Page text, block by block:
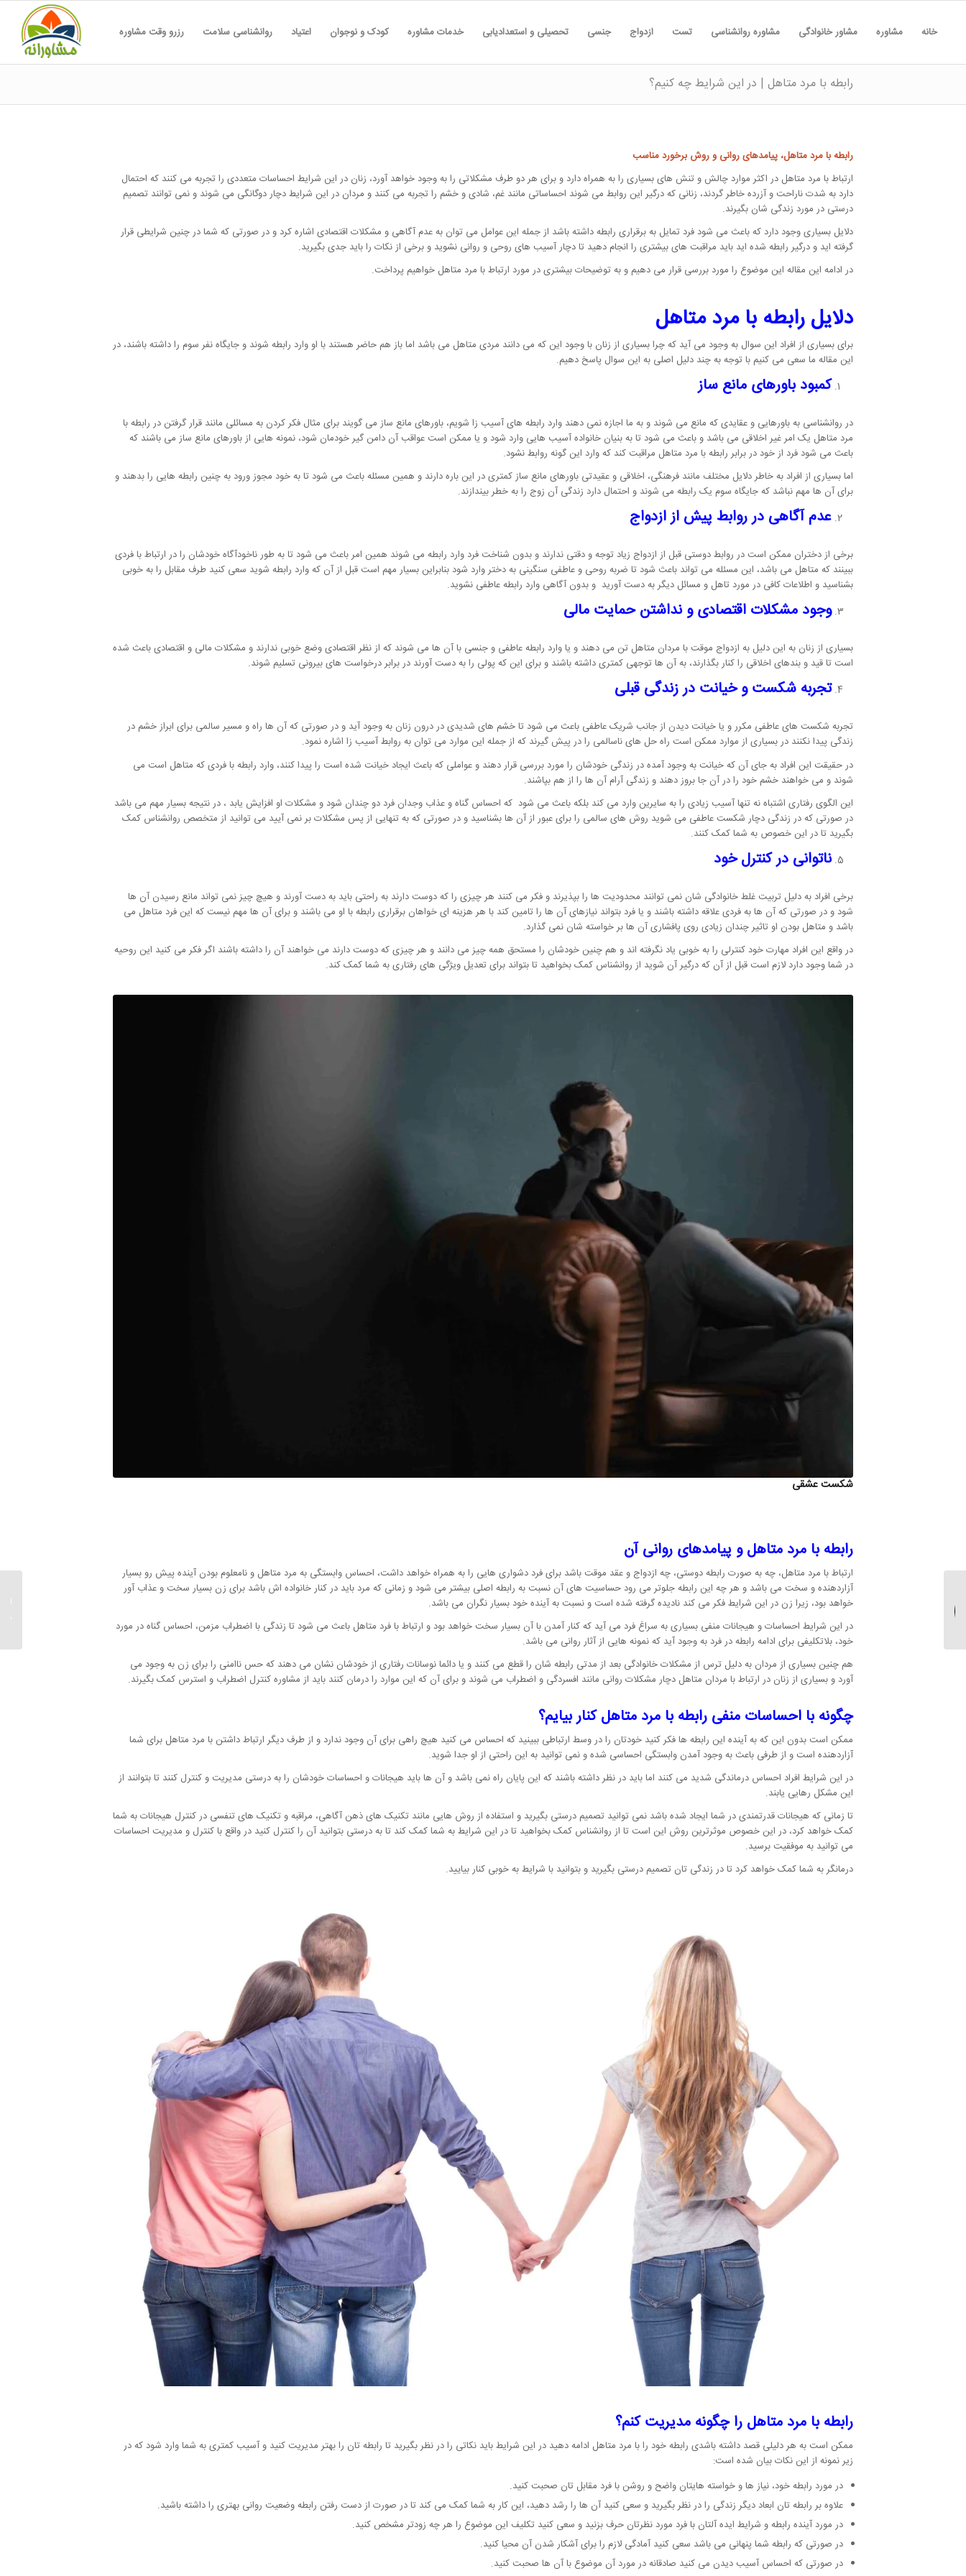
خانه مشاوره مشاور خانوادگی مشاوره روانشناسی تست ازدواج جنسی تحصیلی و استعدادیابی خدمات مشاوره کودک و نوجوان اعتیاد روانشناسی سلامت رزرو وقت مشاوره
رابطه با مرد متاهل | در این شرایط چه کنیم؟
رابطه با مرد متاهل، پیامدهای روانی و روش برخورد مناسب
ارتباط با مرد متاهل در اکثر موارد چالش و تنش های بسیاری را به همراه دارد و برای هر دو طرف مشکلاتی را به وجود خواهد آورد، زنان در این شرایط احساسات متعددی را تجربه می کنند که احتمال
دارد به شدت ناراحت و آزرده خاطر گردند، زنانی که درگیر این روابط می شوند احساساتی مانند غم، شادی و خشم را تجربه می کنند و مردان در این شرایط دچار دوگانگی می شوند و نمی توانند تصمیم
درستی در مورد زندگی شان بگیرند.
دلایل بسیاری وجود دارد که باعث می شود فرد تمایل به برقراری رابطه داشته باشد از جمله این عوامل می توان به عدم آگاهی و مشکلات اقتصادی اشاره کرد و در صورتی که شما در چنین شرایطی قرار
گرفته اید و درگیر رابطه شده اید باید مراقبت های بیشتری را انجام دهید تا دچار آسیب های روحی و روانی نشوید و برخی از نکات را باید جدی بگیرید.
در ادامه این مقاله این موضوع را مورد بررسی قرار می دهیم و به توضیحات بیشتری در مورد ارتباط با مرد متاهل خواهیم پرداخت.
دلایل رابطه با مرد متاهل
برای بسیاری از افراد این سوال به وجود می آید که چرا بسیاری از زنان با وجود این که می دانند مردی متاهل می باشد اما باز هم حاضر هستند با او وارد رابطه شوند و جایگاه نفر سوم را داشته باشند، در
این مقاله ما سعی می کنیم با توجه به چند دلیل اصلی به این سوال پاسخ دهیم.
کمبود باورهای مانع ساز
در روانشناسی به باورهایی و عقایدی که مانع می شوند و به ما اجازه نمی دهند وارد رابطه های آسیب زا شویم، باورهای مانع ساز می گویند برای مثال فکر کردن به مسائلی مانند قرار گرفتن در رابطه با
مرد متاهل یک امر غیر اخلاقی می باشد و باعث می شود تا به بنیان خانواده آسیب هایی وارد شود و یا ممکن است عواقب آن دامن گیر خودمان شود، نمونه هایی از باورهای مانع ساز می باشند که
باعث می شود فرد از خود در برابر رابطه با مرد متاهل مراقبت کند که وارد این گونه روابط نشود.
اما بسیاری از افراد به خاطر دلایل مختلف مانند فرهنگی، اخلاقی و عقیدتی باورهای مانع ساز کمتری در این باره دارند و همین مسئله باعث می شود تا به خود مجوز ورود به چنین رابطه هایی را بدهند و
برای آن ها مهم نباشد که جایگاه سوم یک رابطه می شوند و احتمال دارد زندگی آن زوج را به خطر بیندازند.
عدم آگاهی در روابط پیش از ازدواج
برخی از دختران ممکن است در روابط دوستی قبل از ازدواج زیاد توجه و دقتی ندارند و بدون شناخت فرد وارد رابطه می شوند همین امر باعث می شود تا به طور ناخودآگاه خودشان را در ارتباط با فردی
ببینند که متاهل می باشد، این مسئله می تواند باعث شود تا ضربه روحی و عاطفی سنگینی به دختر وارد شود بنابراین بسیار مهم است قبل از آن که وارد رابطه شوید سعی کنید طرف مقابل را به خوبی
بشناسید و اطلاعات کافی در مورد تاهل و مسائل دیگر به دست آورید و بدون آگاهی وارد رابطه عاطفی نشوید.
وجود مشکلات اقتصادی و نداشتن حمایت مالی
بسیاری از زنان به این دلیل به ازدواج موقت با مردان متاهل تن می دهند و یا وارد رابطه عاطفی و جنسی با آن ها می شوند که از نظر اقتصادی وضع خوبی ندارند و مشکلات مالی و اقتصادی باعث شده
است تا قید و بندهای اخلاقی را کنار بگذارند، به آن ها توجهی کمتری داشته باشند و برای این که پولی را به دست آورند در برابر درخواست های بیرونی تسلیم شوند.
تجربه شکست و خیانت در زندگی قبلی
تجربه شکست های عاطفی مکرر و یا خیانت دیدن از جانب شریک عاطفی باعث می شود تا خشم های شدیدی در درون زنان به وجود آید و در صورتی که آن ها راه و مسیر سالمی برای ابراز خشم در
زندگی پیدا نکنند در بسیاری از موارد ممکن است راه حل های ناسالمی را در پیش گیرند که از جمله این موارد می توان به روابط آسیب زا اشاره نمود.
در حقیقت این افراد به جای آن که خیانت به وجود آمده در زندگی خودشان را مورد بررسی قرار دهند و عواملی که باعث ایجاد خیانت شده است را پیدا کنند، وارد رابطه با فردی که متاهل است می
شوند و می خواهند خشم خود را در آن جا بروز دهند و زندگی آرام آن ها را از هم بپاشند.
این الگوی رفتاری اشتباه نه تنها آسیب زیادی را به سایرین وارد می کند بلکه باعث می شود که احساس گناه و عذاب وجدان فرد دو چندان شود و مشکلات او افزایش یابد ، در نتیجه بسیار مهم می باشد
در صورتی که در زندگی دچار شکست عاطفی می شوید روش های سالمی را برای عبور از آن ها بشناسید و در صورتی که به تنهایی از پس مشکلات بر نمی آیید می توانید از متخصص روانشناس کمک
بگیرید تا در این خصوص به شما کمک کنند.
ناتوانی در کنترل خود
برخی افراد به دلیل تربیت غلط خانوادگی شان نمی توانند محدودیت ها را بپذیرند و فکر می کنند هر چیزی را که دوست دارند به راحتی باید به دست آورند و هیچ چیز نمی تواند مانع رسیدن آن ها
شود و در صورتی که آن ها به فردی علاقه داشته باشند و یا فرد بتواند نیازهای آن ها را تامین کند با هر هزینه ای خواهان برقراری رابطه با او می باشند و برای آن ها مهم نیست که این فرد متاهل می
باشد و متاهل بودن او تاثیر چندان زیادی روی پافشاری آن ها بر خواسته شان نمی گذارد.
در واقع این افراد مهارت خود کنترلی را به خوبی یاد نگرفته اند و هم چنین خودشان را مستحق همه چیز می دانند و هر چیزی که دوست دارند می خواهند آن را داشته باشند اگر فکر می کنید این روحیه
در شما وجود دارد لازم است قبل از آن که درگیر آن شوید از روانشناس کمک بخواهید تا بتواند برای تعدیل ویژگی های رفتاری به شما کمک کند.
شکست عشقی
رابطه با مرد متاهل و پیامدهای روانی آن
ارتباط با مرد متاهل، چه به صورت رابطه دوستی، چه ازدواج و عقد موقت باشد برای فرد دشواری هایی را به همراه خواهد داشت، احساس وابستگی به مرد متاهل و نامعلوم بودن آینده پیش رو بسیار
آزاردهنده و سخت می باشد و هر چه این رابطه جلوتر می رود حساسیت های آن نسبت به رابطه اصلی بیشتر می شود و زمانی که مرد باید در کنار خانواده اش باشد برای زن بسیار سخت و عذاب آور
خواهد بود، زیرا زن در این شرایط فکر می کند نادیده گرفته شده است و نسبت به آینده خود بسیار نگران می باشد.
در این شرایط احساسات و هیجانات منفی بسیاری به سراغ فرد می آید که کنار آمدن با آن بسیار سخت خواهد بود و ارتباط با فرد متاهل باعث می شود تا زندگی با اضطراب مزمن، احساس گناه در مورد
خود، بلاتکلیفی برای ادامه رابطه در فرد به وجود آید که نمونه هایی از آثار روانی می باشد.
هم چنین بسیاری از مردان به دلیل ترس از مشکلات خانوادگی بعد از مدتی رابطه شان را قطع می کنند و یا دائما نوسانات رفتاری از خودشان نشان می دهند که حس ناامنی را برای زن به وجود می
آورد و بسیاری از زنان در ارتباط با مردان متاهل دچار مشکلات روانی مانند افسردگی و اضطراب می شوند و برای آن که این موارد را درمان کنند باید از مشاوره کنترل اضطراب و استرس کمک بگیرند.
چگونه با احساسات منفی رابطه با مرد متاهل کنار بیایم؟
ممکن است بدون این که به آینده این رابطه ها فکر کنید خودتان را در وسط ارتباطی ببینید که احساس می کنید هیچ راهی برای آن وجود ندارد و از طرف دیگر ارتباط داشتن با مرد متاهل برای شما
آزاردهنده است و از طرفی باعث به وجود آمدن وابستگی احساسی شده و نمی توانید به این راحتی از او جدا شوید.
در این شرایط افراد احساس درماندگی شدید می کنند اما باید در نظر داشته باشند که این پایان راه نمی باشد و آن ها باید هیجانات و احساسات خودشان را به درستی مدیریت و کنترل کنند تا بتوانند از
این مشکل رهایی یابند.
تا زمانی که هیجانات قدرتمندی در شما ایجاد شده باشد نمی توانید تصمیم درستی بگیرید و استفاده از روش هایی مانند تکنیک های ذهن آگاهی، مراقبه و تکنیک های تنفسی در کنترل هیجانات به شما
کمک خواهد کرد، در این خصوص موثرترین روش این است تا از روانشناس کمک بخواهید تا در این شرایط به شما کمک کند تا به درستی بتوانید آن را کنترل کنید در واقع با کنترل و مدیریت احساسات
می توانید به موفقیت برسید.
درمانگر به شما کمک خواهد کرد تا در زندگی تان تصمیم درستی بگیرید و بتوانید با شرایط به خوبی کنار بیایید.
رابطه با مرد متاهل را چگونه مدیریت کنم؟
ممکن است به هر دلیلی قصد داشته باشدی رابطه خود را با مرد متاهل ادامه دهید در این شرایط باید نکاتی را در نظر بگیرید تا رابطه تان را بهتر مدیریت کنید و آسیب کمتری به شما وارد شود که در
زیر نمونه از این نکات بیان شده است:
در مورد رابطه خود، نیاز ها و خواسته هایتان واضح و روشن با فرد مقابل تان صحبت کنید.
علاوه بر رابطه تان ابعاد دیگر زندگی را در نظر بگیرید و سعی کنید آن ها را رشد دهید، این کار به شما کمک می کند تا در صورت از دست رفتن رابطه وضعیت روانی بهتری را داشته باشید.
در مورد آینده رابطه و شرایط ایده آلتان با فرد مورد نظرتان حرف بزنید و سعی کنید تکلیف این موضوع را هر چه زودتر مشخص کنید.
در صورتی که رابطه شما پنهانی می باشد سعی کنید آمادگی لازم را برای آشکار شدن آن محیا کنید.
در صورتی که احساس آسیب دیدن می کنید صادقانه در مورد آن موضوع با آن ها صحبت کنید.
تاثیر دوستان در اعتیاد |
نقش دوستان در گرایش
جوانان به مصرف مواد
مخدر...